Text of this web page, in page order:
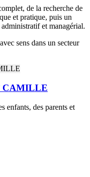
de la recherche de
et pratique, puis un
et managérial.
sens dans un secteur
CAMILLE
enfants, des parents et